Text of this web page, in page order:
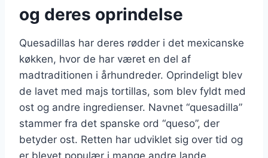
og deres oprindelse
Quesadillas har deres rødder i det mexicanske
køkken, hvor de har været en del af
madtraditionen i århundreder. Oprindeligt blev
de lavet med majs tortillas, som blev fyldt med
ost og andre ingredienser. Navnet “quesadilla”
stammer fra det spanske ord “queso”, der
betyder ost. Retten har udviklet sig over tid og
er blevet populær i mange andre lande,